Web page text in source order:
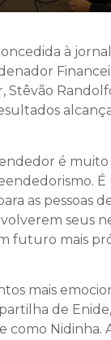
à
Stêvão
é
É
as pessoas
seus
futuro mais
mais
de
como Nidinha.